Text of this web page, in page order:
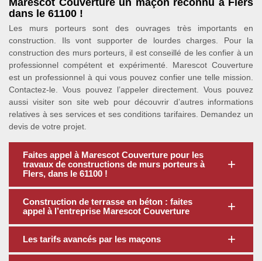
Marescot Couverture un maçon reconnu à Flers
dans le 61100 !
Les murs porteurs sont des ouvrages très importants en
construction. Ils vont supporter de lourdes charges. Pour la
construction des murs porteurs, il est conseillé de les confier à un
professionnel compétent et expérimenté. Marescot Couverture
est un professionnel à qui vous pouvez confier une telle mission.
Contactez-le. Vous pouvez l’appeler directement. Vous pouvez
aussi visiter son site web pour découvrir d’autres informations
relatives à ses services et ses conditions tarifaires. Demandez un
devis de votre projet.
Faites appel à Marescot Couverture pour les
travaux de constructions de murs porteurs à
Flers, dans le 61100 !
Construction de terrasse en béton : faites
appel à l’entreprise Marescot Couverture
Les tarifs avancés par les maçons